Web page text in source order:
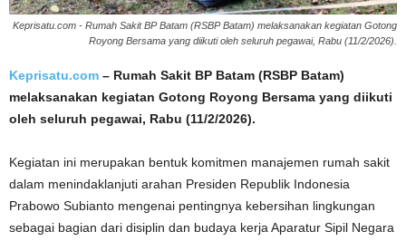
Keprisatu.com - Rumah Sakit BP Batam (RSBP Batam) melaksanakan kegiatan Gotong
Royong Bersama yang diikuti oleh seluruh pegawai, Rabu (11/2/2026).
Keprisatu.com – Rumah Sakit BP Batam (RSBP Batam)
melaksanakan kegiatan Gotong Royong Bersama yang diikuti
oleh seluruh pegawai, Rabu (11/2/2026).
Kegiatan ini merupakan bentuk komitmen manajemen rumah sakit
dalam menindaklanjuti arahan Presiden Republik Indonesia
Prabowo Subianto mengenai pentingnya kebersihan lingkungan
sebagai bagian dari disiplin dan budaya kerja Aparatur Sipil Negara